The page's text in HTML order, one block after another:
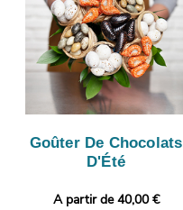
Goûter De Chocolats
D'Été
A partir de 40,00 €